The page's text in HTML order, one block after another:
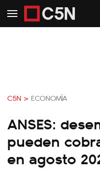
C5N > ECONOMÍA
ANSES:
pueden
en agosto